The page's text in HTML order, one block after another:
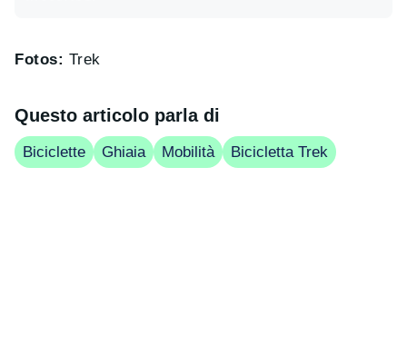
Fotos: Trek
Questo articolo parla di
Biciclette Ghiaia Mobilità Bicicletta Trek